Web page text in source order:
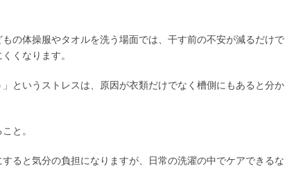
の体操服やタオルを洗う場面では、干す前の不安が減るだけで
くなります。
」というストレスは、原因が衣類だけでなく槽側にもあると分か
と。
ると気分の負担になりますが、日常の洗濯の中でケアできるな